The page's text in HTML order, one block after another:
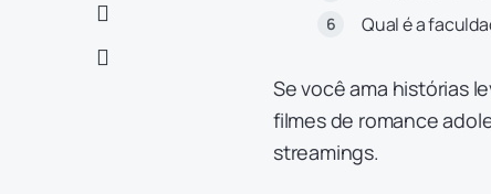
Qual é a
Se você ama histórias
filmes de romance
streamings.